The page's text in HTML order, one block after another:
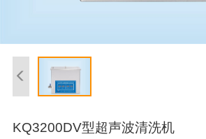
KQ3200DV型超声波清洗机